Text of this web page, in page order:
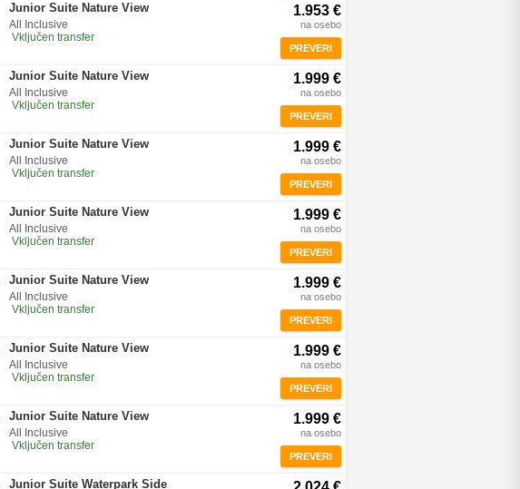
Junior Suite Nature View
All Inclusive
Vključen transfer
1.953 €
na osebo
PREVERI
Junior Suite Nature View
All Inclusive
Vključen transfer
1.999 €
na osebo
PREVERI
Junior Suite Nature View
All Inclusive
Vključen transfer
1.999 €
na osebo
PREVERI
Junior Suite Nature View
All Inclusive
Vključen transfer
1.999 €
na osebo
PREVERI
Junior Suite Nature View
All Inclusive
Vključen transfer
1.999 €
na osebo
PREVERI
Junior Suite Nature View
All Inclusive
Vključen transfer
1.999 €
na osebo
PREVERI
Junior Suite Nature View
All Inclusive
Vključen transfer
1.999 €
na osebo
PREVERI
Junior Suite Waterpark Side